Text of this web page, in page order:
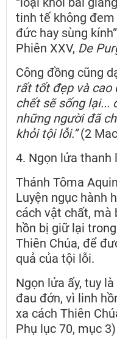
tinh tế không
đức hay sùng
Phiên XXV, De
Công đồng cũng
rất tốt đẹp và cao
chết sẽ sống lại...
những người đã
khỏi tội lỗi.”(2
4. Ngọn lửa thanh
Thánh Tôma
Luyện ngục hành
cách vật chất, mà
hồn bị giữ lại
Thiên Chúa, để
quả của tội lỗi.
Ngọn lửa ấy, tuy
đau đớn, vì linh
xa cách Thiên
Phụ lục 70, mục 3)